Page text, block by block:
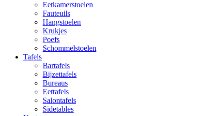
Eetkamerstoelen
Fauteuils
Hangstoelen
Krukjes
Poefs
Schommelstoelen
Tafels
Bartafels
Bijzettafels
Bureaus
Eettafels
Salontafels
Sidetables